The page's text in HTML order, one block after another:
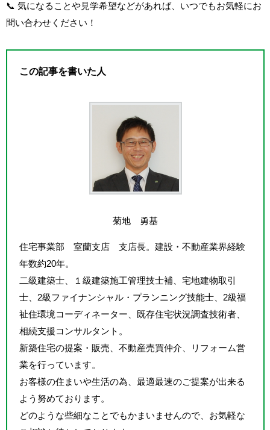
📞 気になることや見学希望などがあれば、いつでもお気軽にお
問い合わせください！
この記事を書いた人
菊地 勇基
住宅事業部 室蘭支店 支店長。建設・不動産業界経験
年数約20年。
二級建築士、１級建築施工管理技士補、宅地建物取引
士、2級ファイナンシャル・プランニング技能士、2級福
祉住環境コーディネーター、既存住宅状況調査技術者、
相続支援コンサルタント。
新築住宅の提案・販売、不動産売買仲介、リフォーム営
業を行っています。
お客様の住まいや生活の為、最適最速のご提案が出来る
よう努めております。
どのような些細なことでもかまいませんので、お気軽な